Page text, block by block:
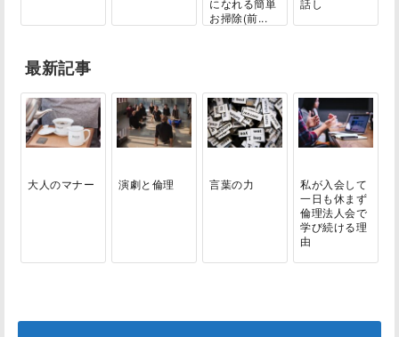
お掃除(前...
最新記事
大人のマナー 演劇と倫理 言葉の力
私が入会して
一日も休まず
倫理法人会で
学び続ける理
由